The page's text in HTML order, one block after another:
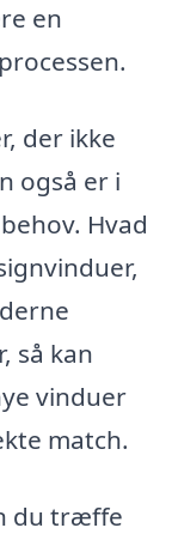
en
der ikke
også er i
Hvad
så kan
vinduer
match.
du træffe